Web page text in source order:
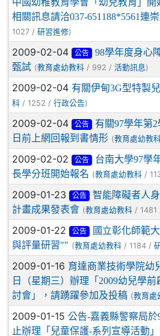
相關訊息請洽037-651188*5561連
1027 / 研習進修)
2009-02-04 公告
98學年度身心
甄試 (教育處幼教科 / 992 / 活動訊息 )
2009-02-04 有關伊甸3G型特製
科 / 1252 / 行政公告)
2009-02-04 公告
有關97學年第
日前上網回報到書情形 (教育處幼教
2009-02-02 公告
台南大學97學
長學分班開始報名 (教育處幼教科 /
2009-01-23 公告
智能障礙者人
計畫成果發表會 (教育處幼教科 / 1481
2009-01-22 公告
國立彰化師範
與評量研習"" (教育處幼教科 / 1184 /
2009-01-16 育達商業技術學院幼
日（星期三）辦理「2009幼兒學
討會」，請踴躍參加及投稿 (教育處
2009-01-15 公告-嘉義縣警察局於
止辦理「兒童保護-系列宣導活動